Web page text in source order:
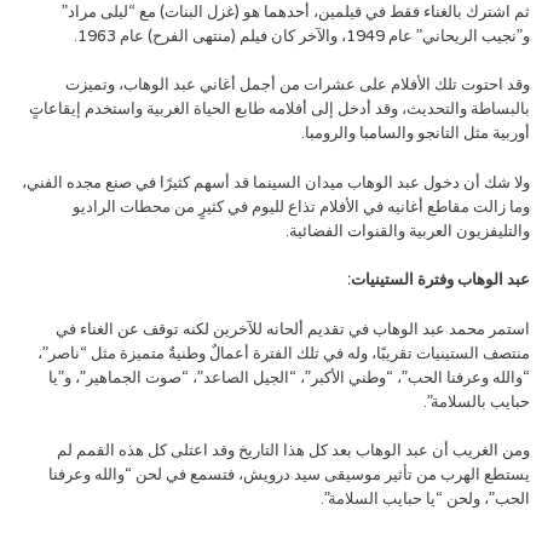
ثم اشترك بالغناء فقط في فيلمين، أحدهما هو (غزل البنات) مع “ليلى مراد”
و”نجيب الريحاني” عام 1949، والآخر كان فيلم (منتهى الفرح) عام 1963.
وقد احتوت تلك الأفلام على عشرات من أجمل أغاني عبد الوهاب، وتميزت
بالبساطة والتحديث، وقد أدخل إلى أفلامه طابع الحياة الغربية واستخدم إيقاعاتٍ
أوربية مثل التانجو والسامبا والرومبا.
ولا شك أن دخول عبد الوهاب ميدان السينما قد أسهم كثيرًا في صنع مجده الفني،
وما زالت مقاطع أغانيه في الأفلام تذاع لليوم في كثيرٍ من محطات الراديو
والتليفزيون العربية والقنوات الفضائية.
عبد الوهاب وفترة الستينيات:
استمر محمد عبد الوهاب في تقديم ألحانه للآخرين لكنه توقف عن الغناء في
منتصف الستينيات تقريبًا، وله في تلك الفترة أعمالٌ وطنيةٌ متميزة مثل “ناصر”،
“والله وعرفنا الحب”، “وطني الأكبر”، “الجيل الصاعد”، “صوت الجماهير”، و”يا
حبايب بالسلامة”.
ومن الغريب أن عبد الوهاب بعد كل هذا التاريخ وقد اعتلى كل هذه القمم لم
يستطع الهرب من تأثير موسيقى سيد درويش، فتسمع في لحن “والله وعرفنا
الحب”، ولحن “يا حبايب السلامة”.